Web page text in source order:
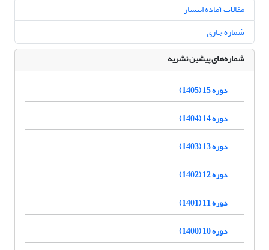
مقالات آماده انتشار
شماره جاری
شماره‌های پیشین نشریه
دوره 15 (1405)
دوره 14 (1404)
دوره 13 (1403)
دوره 12 (1402)
دوره 11 (1401)
دوره 10 (1400)